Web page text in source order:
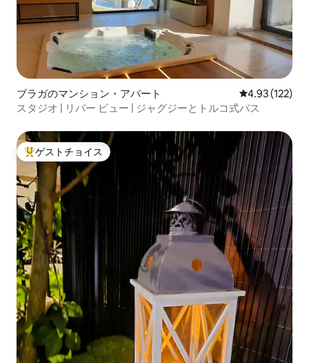
ブラガのマンション・アパート レビュー122
4.93 (122)
スタジオ | リバー ビュー | ジャグジーとトルコ式バス
大好評のゲストチョイスです。
ゲストチョイス